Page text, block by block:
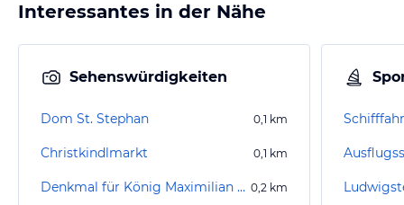
Interessantes in der Nähe
Sehenswürdigkeiten
Dom St. Stephan 0,1 km
Christkindlmarkt 0,1 km
Denkmal für König Maximilian I. Joseph 0,2 km